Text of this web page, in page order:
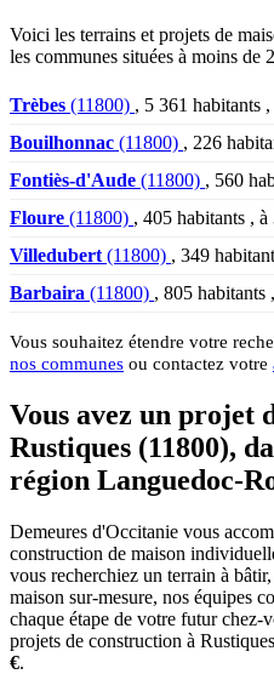
Voici les terrains et projets de
les communes situées à moins de
Trèbes (11800) , 5 361 habitants
Bouilhonnac (11800) , 226
Fontiès-d'Aude (11800) , 560
Floure (11800) , 405 habitants ,
Villedubert (11800) , 349
Barbaira (11800) , 805 habitants
Vous souhaitez étendre votre
nos communes ou contactez votre
Vous avez un projet
Rustiques (11800),
région Languedoc-
Demeures d'Occitanie vous
construction de maison
vous recherchiez un terrain à
maison sur-mesure, nos équipes
chaque étape de votre futur chez-
projets de construction à
€.